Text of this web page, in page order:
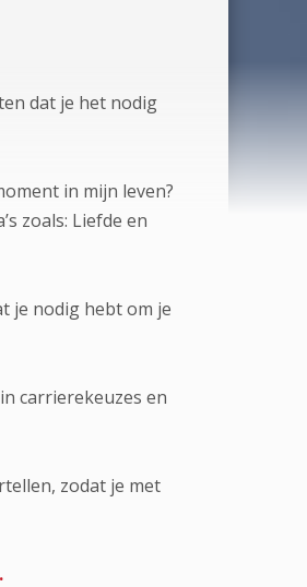
dat je het nodig
in mijn leven?
zoals: Liefde en
je nodig hebt om je
carrierekeuzes en
zodat je met